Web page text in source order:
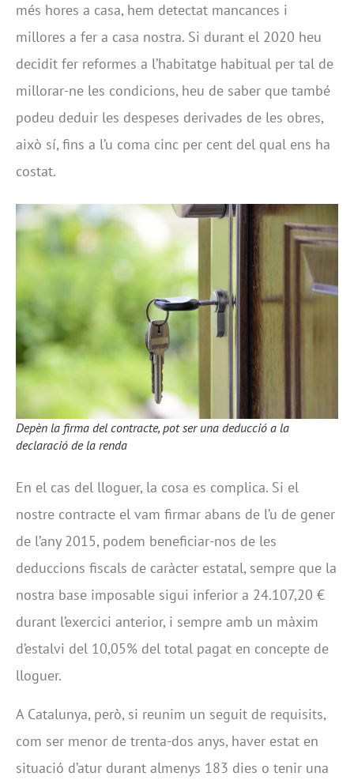
més hores a casa, hem detectat mancances i
millores a fer a casa nostra. Si durant el 2020 heu
decidit fer reformes a l’habitatge habitual per tal de
millorar-ne les condicions, heu de saber que també
podeu deduir les despeses derivades de les obres,
això sí, fins a l’u coma cinc per cent del qual ens ha
costat.
Depèn la firma del contracte, pot ser una deducció a la
declaració de la renda
En el cas del lloguer, la cosa es complica. Si el
nostre contracte el vam firmar abans de l’u de gener
de l’any 2015, podem beneficiar-nos de les
deduccions fiscals de caràcter estatal, sempre que la
nostra base imposable sigui inferior a 24.107,20 €
durant l’exercici anterior, i sempre amb un màxim
d’estalvi del 10,05% del total pagat en concepte de
lloguer.
A Catalunya, però, si reunim un seguit de requisits,
com ser menor de trenta-dos anys, haver estat en
situació d’atur durant almenys 183 dies o tenir una